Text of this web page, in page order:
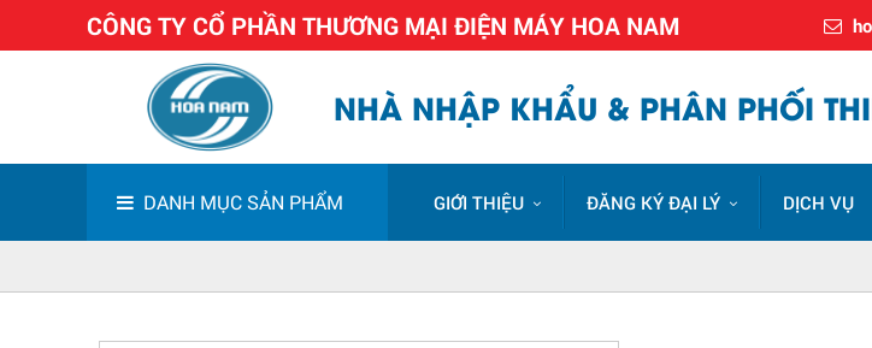
CÔNG TY CỔ PHẦN THƯƠNG MẠI ĐIỆN MÁY HOA NAM
NHÀ NHẬP KHẨU & PHÂN PHỐI
DANH MỤC SẢN PHẨM GIỚI THIỆU ĐĂNG KÝ ĐẠI LÝ DỊCH VỤ